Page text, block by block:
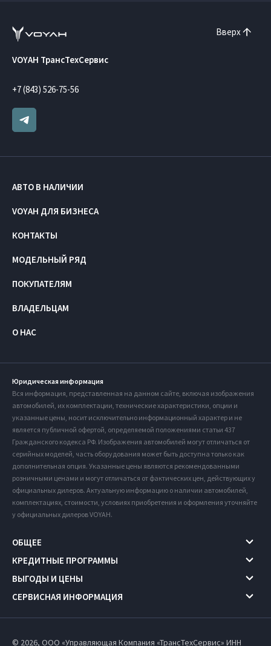
Вверх
VOYAH ТрансТехСервис
+7 (843) 526-75-56
АВТО В НАЛИЧИИ
VOYAH ДЛЯ БИЗНЕСА
КОНТАКТЫ
МОДЕЛЬНЫЙ РЯД
ПОКУПАТЕЛЯМ
ВЛАДЕЛЬЦАМ
О НАС
Юридическая информация
Вся информация, представленная на данном сайте, включая изображения
автомобилей, их комплектации, технические характеристики, опции и
указанные цены, носит исключительно информационный характер и не
является публичной офертой, определяемой положениями статьи 437
Гражданского кодекса РФ. Изображения автомобилей могут отличаться от
серийных моделей, часть оборудования может быть доступна только как
дополнительная опция. Указанные цены являются рекомендованными
розничными ценами и могут отличаться от фактических цен, действующих у
официальных дилеров. Актуальную информацию о наличии автомобилей,
комплектациях, стоимости, условиях приобретения и оформления уточняйте
у официальных дилеров VOYAH.
ОБЩЕЕ
КРЕДИТНЫЕ ПРОГРАММЫ
ВЫГОДЫ И ЦЕНЫ
СЕРВИСНАЯ ИНФОРМАЦИЯ
© 2026, ООО «Управляющая Компания «ТрансТехСервис» ИНН